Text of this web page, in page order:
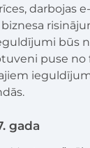
darbojas
būs
puse no
gada